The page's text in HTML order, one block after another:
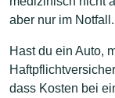
aber nur im Notfall.
Hast du ein Auto,
dass Kosten bei